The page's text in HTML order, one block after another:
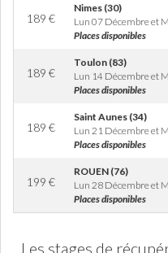
189 €
Nimes (30)
Lun 07 Décembre et
Places disponibles
189 €
Toulon (83)
Lun 14 Décembre et
Places disponibles
189 €
Saint Aunes (34)
Lun 21 Décembre et
Places disponibles
199 €
ROUEN (76)
Lun 28 Décembre et
Places disponibles
Les stages de